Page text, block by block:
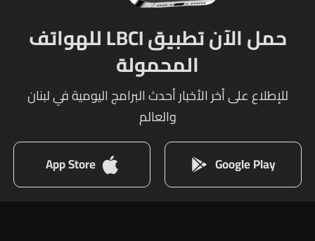
حمل الآن تطبيق LBCI للهواتف
المحمولة
للإطلاع على أخر الأخبار أحدث البرامج اليومية في لبنان
والعالم
Google Play
App Store